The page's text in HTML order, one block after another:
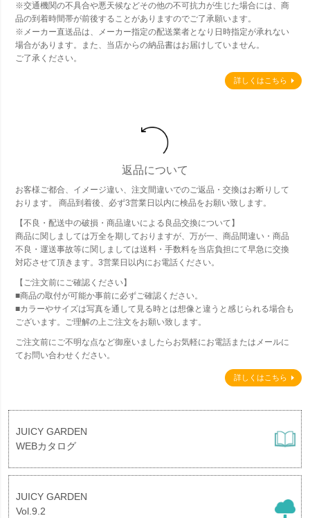
※交通機関の不具合や悪天候などその他の不可抗力が生じた場合には、商
品の到着時間帯が前後することがありますのでご了承願います。
※メーカー直送品は、メーカー指定の配送業者となり日時指定が承れない
場合があります。また、当店からの納品書はお届けしていません。
ご了承ください。
詳しくはこちら
返品について
お客様ご都合、イメージ違い、注文間違いでのご返品・交換はお断りして
おります。 商品到着後、必ず3営業日以内に検品をお願い致します。
【不良・配送中の破損・商品違いによる良品交換について】
商品に関しましては万全を期しておりますが、万が一、商品間違い・商品
不良・運送事故等に関しましては送料・手数料を当店負担にて早急に交換
対応させて頂きます。3営業日以内にお電話ください。
【ご注文前にご確認ください】
■商品の取付が可能か事前に必ずご確認ください。
■カラーやサイズは写真を通して見る時とは想像と違うと感じられる場合も
ございます。ご理解の上ご注文をお願い致します。
ご注文前にご不明な点など御座いましたらお気軽にお電話またはメールに
てお問い合わせください。
詳しくはこちら
JUICY GARDEN
WEBカタログ
JUICY GARDEN
Vol.9.2